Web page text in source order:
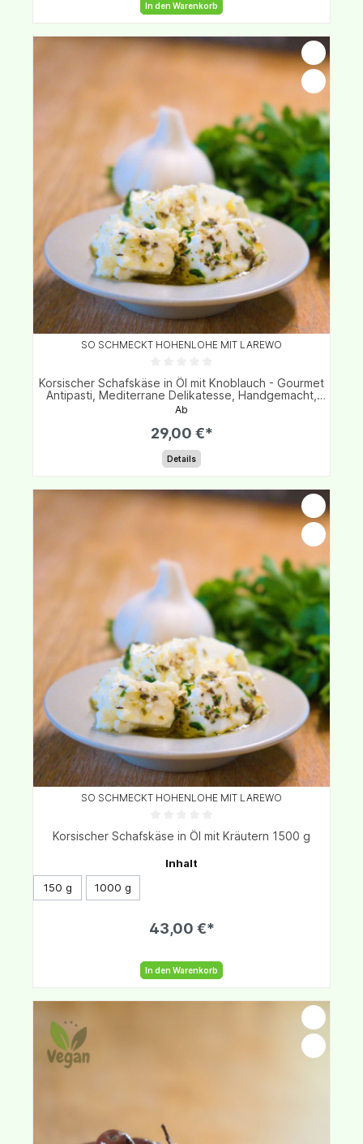
In den Warenkorb
SO SCHMECKT HOHENLOHE MIT LAREWO
Korsischer Schafskäse in Öl mit Knoblauch - Gourmet
Antipasti, Mediterrane Delikatesse, Handgemacht,
Perfekt für Vorspeisen & Salate
Ab
29,00 €*
Details
SO SCHMECKT HOHENLOHE MIT LAREWO
Korsischer Schafskäse in Öl mit Kräutern 1500 g
Inhalt
150 g
1000 g
43,00 €*
In den Warenkorb